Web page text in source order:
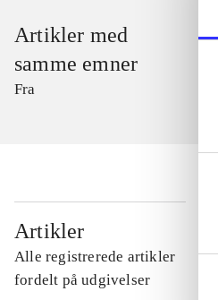
Artikler med
samme emner
Fra
Artikler
Alle registrerede artikler
fordelt på udgivelser